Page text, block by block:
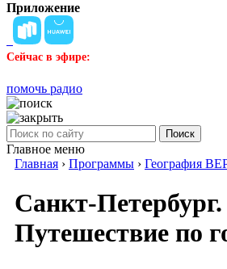
Приложение
Сейчас в эфире:
помочь радио
Поиск
Главное меню
Главная › Программы › География
Санкт-Петербург.
Путешествие по